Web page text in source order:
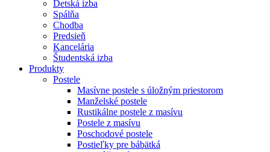
Detská izba
Spálňa
Chodba
Predsieň
Kancelária
Študentská izba
Produkty
Postele
Masívne postele s úložným priestorom
Manželské postele
Rustikálne postele z masívu
Postele z masívu
Poschodové postele
Postieľky pre bábätká